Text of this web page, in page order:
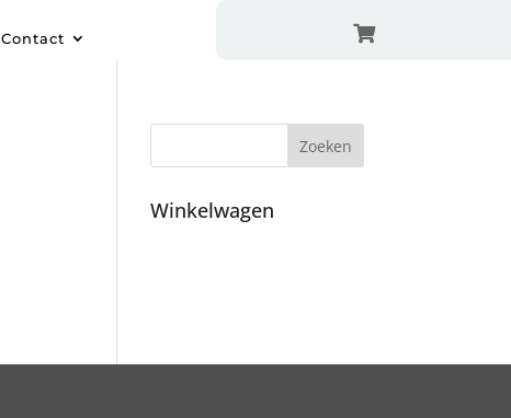
Contact 
Winkelwagen